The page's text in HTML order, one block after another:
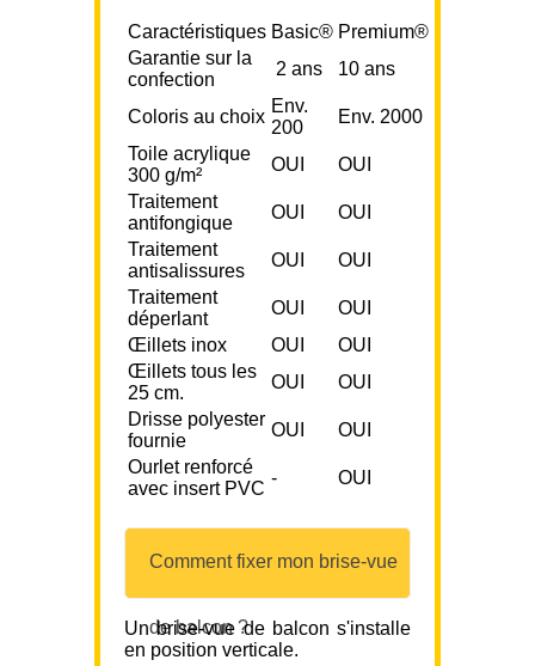
Caractéristiques Basic® Premium®
Garantie sur la
confection
2 ans 10 ans
Coloris au choix
Env.
200
Env. 2000
Toile acrylique
300 g/m²
OUI
OUI
Traitement
antifongique
OUI
OUI
Traitement
antisalissures
OUI
OUI
Traitement
déperlant
OUI
OUI
Œillets inox
OUI
OUI
Œillets tous les
25 cm.
OUI
OUI
Drisse polyester
fournie
OUI
OUI
Ourlet renforcé
avec insert PVC
- OUI
Comment fixer mon brise-vue
de balcon ?
Un brise-vue de balcon s'installe
en position verticale.